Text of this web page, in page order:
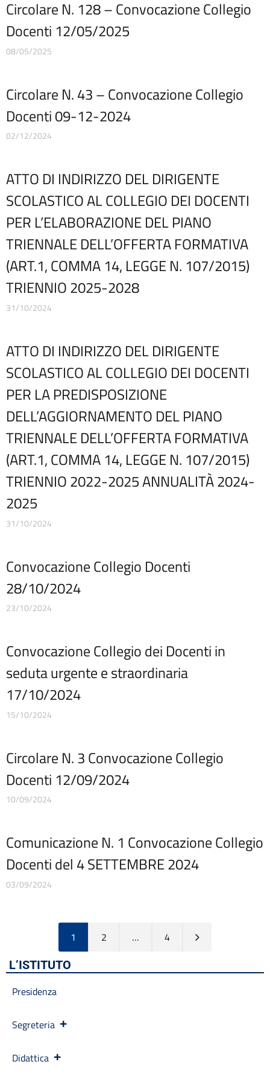
Corsi
D.S.G.A.
Dirigente Scolastico
Dirigenza
FAQ e VideoTutorial Registro Elettronico CLASSEVIVA
feedback
Home
Incarichi conferiti e autorizzati ai dipendenti
Inclusione e BES
Indicatore di tempestività dei pagamenti
Informazioni
Libri di testo
Materiale didattico
Modulistica famiglie
Modulistica personale scuola
OIV
Organi di indirizzo politico-amministrativo
Patto educativo
Personale non a tempo indeterminato
Piano di Miglioramento (PDM) Triennio 2022/2025 REVISIONE
a.s. 2024/2025
Plessi
PNRR Futura
PNSD
PNSD
PON
Posizioni organizzative
Progetti
Progetti Piano Triennale dell’Offerta Formativa
Programma per la Trasparenza e l’Integrità
Rassegna stampa
Regolamenti
Rendiconti gruppi consiliari regionali/provinciali
Sanzioni per mancata comunicazione dei dati
Sicurezza
Telefono e posta elettronica
Cerca
Circolare N. 128 – Convocazione Collegio
Docenti 12/05/2025
08/05/2025
Circolare N. 43 – Convocazione Collegio
Docenti 09-12-2024
02/12/2024
ATTO DI INDIRIZZO DEL DIRIGENTE
SCOLASTICO AL COLLEGIO DEI DOCENTI
PER L’ELABORAZIONE DEL PIANO
TRIENNALE DELL’OFFERTA FORMATIVA
(ART.1, COMMA 14, LEGGE N. 107/2015)
TRIENNIO 2025-2028
31/10/2024
ATTO DI INDIRIZZO DEL DIRIGENTE
SCOLASTICO AL COLLEGIO DEI DOCENTI
PER LA PREDISPOSIZIONE
DELL’AGGIORNAMENTO DEL PIANO
TRIENNALE DELL’OFFERTA FORMATIVA
(ART.1, COMMA 14, LEGGE N. 107/2015)
TRIENNIO 2022-2025 ANNUALITÀ 2024-
2025
31/10/2024
Convocazione Collegio Docenti
28/10/2024
23/10/2024
Convocazione Collegio dei Docenti in
seduta urgente e straordinaria
17/10/2024
15/10/2024
Circolare N. 3 Convocazione Collegio
Docenti 12/09/2024
10/09/2024
Comunicazione N. 1 Convocazione Collegio
Docenti del 4 SETTEMBRE 2024
03/09/2024
1 2 …
4
L’ISTITUTO
Presidenza
Segreteria
Didattica